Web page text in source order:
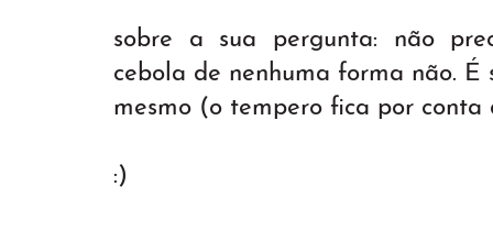
sobre a sua pergunta: não
cebola de nenhuma forma não. É
mesmo (o tempero fica por conta
:)